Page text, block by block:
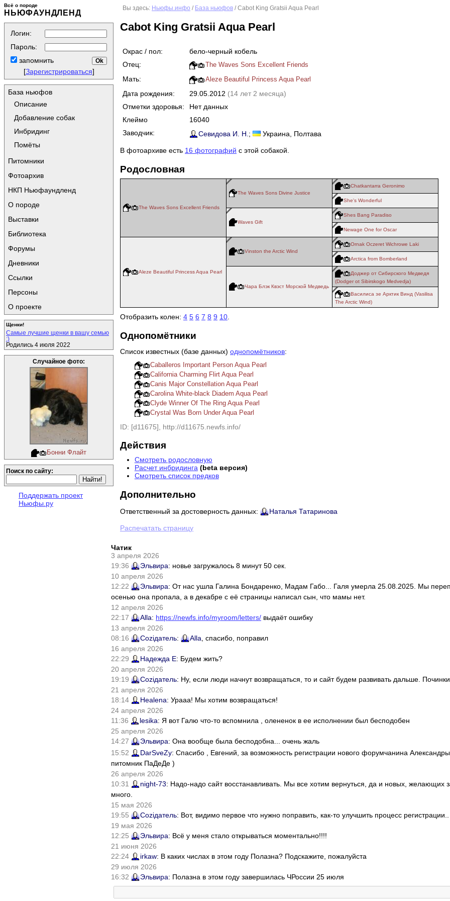
Всё о породе
НЬЮФАУНДЛЕНД
Логин:
Пароль:
запомнить
[Зарегистрироваться]
База ньюфов
Описание
Добавление собак
Инбридинг
Помёты
Питомники
Фотоархив
НКП Ньюфаундленд
О породе
Выставки
Библиотека
Форумы
Дневники
Ссылки
Персоны
О проекте
Щенки!
Самые лучшие щенки в вашу семью
:)
Родились 4 июля 2022
Случайное фото:
Бонни Флайт
Поиск по сайту:
Поддержать проект
Ньюфы.ру
Вы здесь: Ньюфы.инфо / База ньюфов / Cabot King Gratsii Aqua Pearl
Cabot King Gratsii Aqua Pearl
Окрас / пол:
бело-черный кобель
Отец:
The Waves Sons Excellent Friends
Мать: Aleze Beautiful Princess Aqua Pearl
Дата рождения: 29.05.2012 (14 лет 2 месяца)
Отметки здоровья:
Нет данных
Клеймо
16040
Заводчик:
Севидова И. Н. ; Украина, Полтава
В фотоархиве есть 16 фотографий с этой собакой.
Родословная
The Waves Sons Excellent Friends
The Waves Sons Divine Justice
Chatkantarra Geronimo
She's Wonderful
Waves Gift
Shes Bang Paradiso
Newage One for Oscar
Aleze Beautiful Princess Aqua Pearl
Vinston the Arctic Wind
Ornak Oczeret Wichrowe Laki
Arctica from Bomberland
Чара Блэк Квэст Морской Медведь
Доджер от Сибирского Медведя
(Dodger ot Sibirskogo Medvedja)
Василиса зе Арктик Винд (Vasilisa
The Arctic Wind)
Отобразить колен: 4 5 6 7 8 9 10.
Однопомётники
Список известных (базе данных) однопомётников:
Caballeros Important Person Aqua Pearl
California Charming Flirt Aqua Pearl
Canis Major Constellation Aqua Pearl
Carolina White-black Diadem Aqua Pearl
Clyde Winner Of The Ring Aqua Pearl
Crystal Was Born Under Aqua Pearl
ID: [d11675], http://d11675.newfs.info/
Действия
Смотреть родословную
Расчет инбридинга (beta версия)
Смотреть список предков
Дополнительно
Ответственный за достоверность данных: Наталья Татаринова
Распечатать страницу
Чатик
3 апреля 2026
19:36
Эльвира: новье загружалось 8 минут 50 сек.
10 апреля 2026
12:22
Эльвира: От нас ушла Галина Бондаренко, Мадам Габо... Галя умерла 25.08.2025. Мы
осенью она пропала, а в декабре с её страницы написал сын, что мамы нет.
12 апреля 2026
22:17
Alla: https://newfs.info/myroom/letters/ выдаёт ошибку
13 апреля 2026
08:16
Соziдатель: Alla , спасибо, поправил
16 апреля 2026
22:29
Надежда Е: Будем жить?
20 апреля 2026
19:19
Соziдатель: Ну, если люди начнут возвращаться, то и сайт будем развивать дальше.
21 апреля 2026
18:14
Healena: Урааа! Мы хотим возвращаться!
24 апреля 2026
11:36
lesika: Я вот Галю что-то вспомнила , олененок в ее исполнении был бесподобен
25 апреля 2026
14:27
Эльвира: Она вообще была бесподобна... очень жаль
15:52
DarSveZy: Спасибо , Евгений, за возможность регистрации нового форумчанина
питомник ПаДеДе )
26 апреля 2026
10:31
night-73: Надо-надо сайт восстанавливать. Мы все хотим вернуться, да и новых, желающих
много.
15 мая 2026
19:55
Соziдатель: Вот, видимо первое что нужно поправить, как-то улучшить процесс регистрации..
19 мая 2026
12:25
Эльвира: Всё у меня стало открываться моментально!!!!
21 июня 2026
22:24
irkaw: В каких числах в этом году Полазна? Подскажите, пожалуйста
29 июля 2026
16:32
Эльвира: Полазна в этом году завершилась ЧРоссии 25 июля